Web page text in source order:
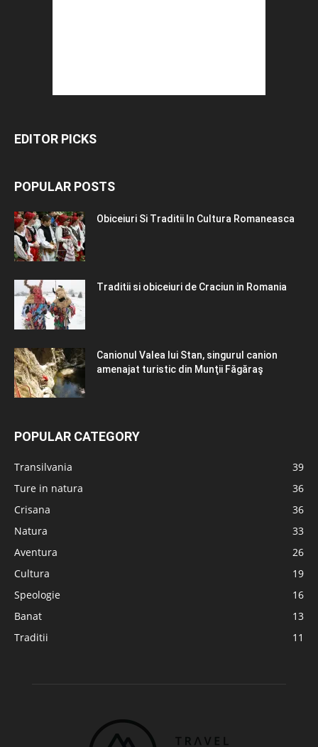
EDITOR PICKS
POPULAR POSTS
Obiceiuri Si Traditii In Cultura Romaneasca
Traditii si obiceiuri de Craciun in Romania
Canionul Valea lui Stan, singurul canion
amenajat turistic din Munţii Făgăraş
POPULAR CATEGORY
Transilvania
39
Ture in natura
36
Crisana
36
Natura
33
Aventura
26
Cultura
19
Speologie
16
Banat
13
Traditii
11